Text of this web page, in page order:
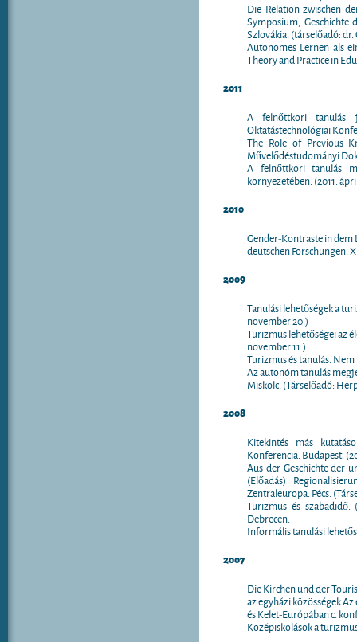
Die Relation zwischen
Symposium, Geschichte
Szlovákia. (társelőadó:
Autonomes Lernen als
Theory and Practice in
2011
A felnőttkori tanulás
Oktatástechnológiai
The Role of Previous
Művelődéstudományi
A felnőttkori tanulás
környezetében. (2011.
2010
Gender-Kontraste in dem
deutschen Forschungen.
2009
Tanulási lehetőségek a
november 20.)
Turizmus lehetőségei az
november 11.)
Turizmus és tanulás.
Az autonóm tanulás
Miskolc. (Társelőadó:
2008
Kitekintés más
Konferencia. Budapest.
Aus der Geschichte der
(Előadás)
Zentraleuropa. Pécs.
Turizmus és szabadidő.
Debrecen.
Informális tanulási
2007
Die Kirchen und der
az egyházi közösségek
és Kelet-Európában c.
Középiskolások a